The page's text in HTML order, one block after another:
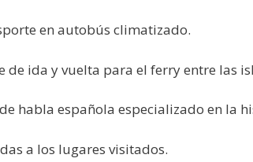
en autobús climatizado.
de ida y vuelta para el ferry entre las
habla española especializado en la
a los lugares visitados.